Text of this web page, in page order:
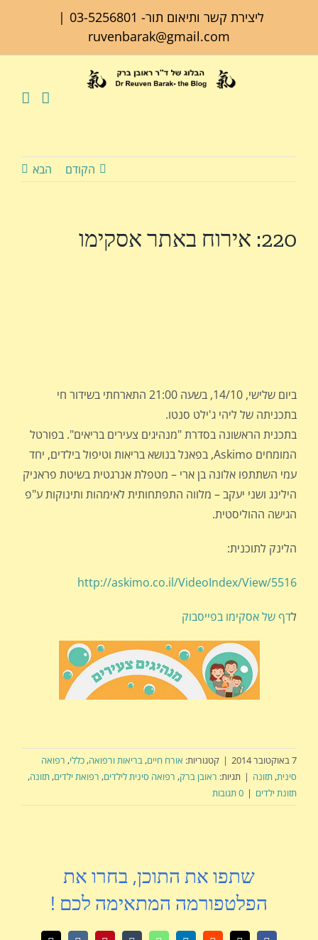
ליצירת קשר ותיאום תור- 03-5256801
|
ruvenbarak@gmail.com
הקודם הבא
220: אירוח באתר אסקימו
ביום שלישי, 14/10, בשעה 21:00 התארחתי בשידור חי
בתכניתה של ליהי ג'ילט סנטו.
בתכנית הראשונה בסדרת "מנהיגים צעירים בריאים". בפורטל
המומחים Askimo, בפאנל בנושא בריאות וטיפול בילדים, יחד
עמי השתתפו אלונה בן ארי – מטפלת אנרגטית בשיטת פראניק
הילינג ושני יעקב – מלווה התפתחותית לאימהות ותינוקות ע"פ
הגישה ההוליסטית.
הלינק לתוכנית:
http://askimo.co.il/VideoIndex/View/5516
לדף של אסקימו בפייסבוק
7 באוקטובר 2014 | קטגוריות: אורח חיים, בריאות ורפואה, כללי, רפואה
סינית, תזונה | תגיות: ראובן ברק, רפואה סינית לילדים, רפואת ילדים, תזונה,
תזונת ילדים | 0 תגובות
שתפו את התוכן, בחרו את
הפלטפורמה המתאימה לכם !